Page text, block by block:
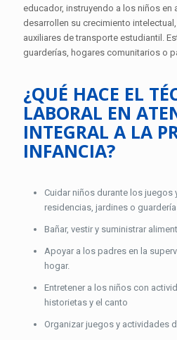
educador, instruyendo a los niños en
desarrollen su crecimiento
auxiliares de transporte estudiantil.
guarderías, hogares comunitarios o
¿QUÉ HACE EL
LABORAL EN
INTEGRAL A LA
INFANCIA?
Cuidar niños durante los juegos
residencias, jardines o
Bañar, vestir y suministrar
Apoyar a los padres en la
hogar.
Entretener a los niños con
historietas y el canto
Organizar juegos y actividades